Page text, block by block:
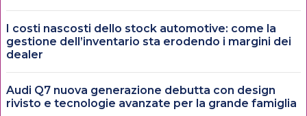
I costi nascosti dello stock automotive: come la
gestione dell’inventario sta erodendo i margini dei
dealer
Audi Q7 nuova generazione debutta con design
rivisto e tecnologie avanzate per la grande famiglia